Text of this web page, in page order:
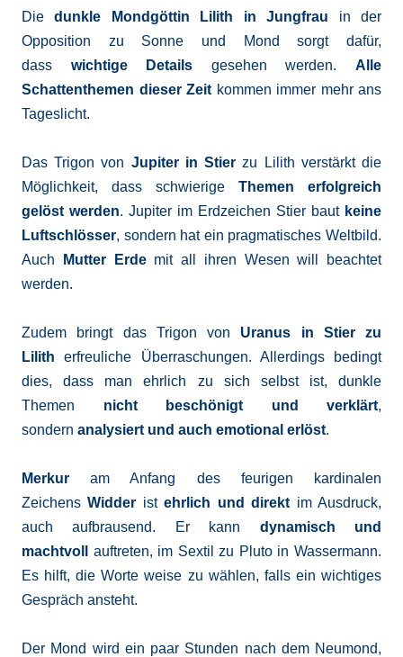
Diedunkle Mondgöttin Lilith in Jungfrau in der
Opposition zu Sonne und Mond sorgt dafür,
dass wichtige Details gesehen werden.Alle
Schattenthemen dieser Zeit kommen immer mehr ans
Tageslicht.
Das Trigon von Jupiter in Stier zu Lilith verstärkt die
Möglichkeit, dass schwierige Themen erfolgreich
gelöst werden. Jupiter im Erdzeichen Stier baut keine
Luftschlösser, sondern hat ein pragmatisches Weltbild.
Auch
Mutter Erdemit all ihren Wesen will beachtet
werden.
Zudem bringt das Trigon von Uranus in Stier zu
Lilith erfreuliche Überraschungen. Allerdings bedingt
dies, dass man ehrlich zu sich selbst ist, dunkle
Themen nicht beschönigt und verklärt,
sondern analysiert und auch emotional erlöst.
Merkuram Anfang des feurigen kardinalen
Zeichens Widder istehrlich und direkt im Ausdruck,
auch aufbrausend. Er kann dynamisch und
machtvoll
auftreten, im Sextil zu Pluto in Wassermann.
Es hilft, die Worte weise zu wählen, falls ein wichtiges
Gespräch ansteht.
Der Mond wird ein paar Stunden nach dem Neumond,